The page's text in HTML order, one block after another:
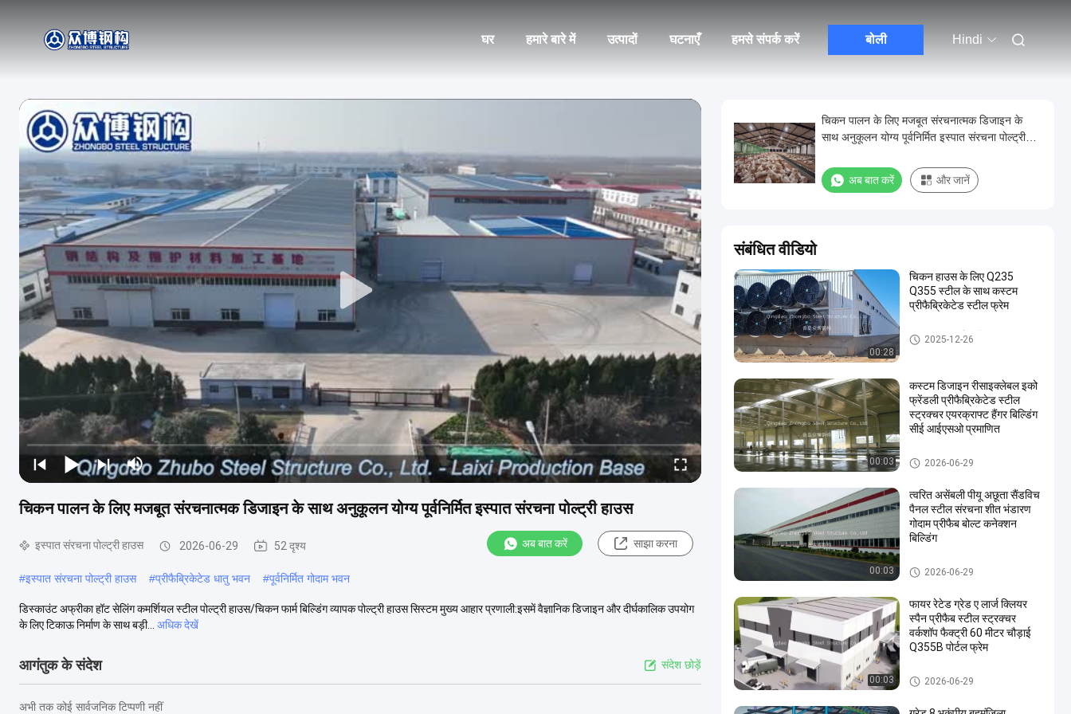
घर हमारे बारे में उत्पादों घटनाएँ हमसे संपर्क करें बोली Hindi
चिकन पालन के लिए मजबूत संरचनात्मक डिजाइन के साथ अनुकूलन योग्य पूर्वनिर्मित इस्पात संरचना पोल्ट्री हाउस
इस्पात संरचना पोल्ट्री हाउस 2026-06-29 52 दृश्य अब बात करें साझा करना
#इस्पात संरचना पोल्ट्री हाउस #प्रीफैब्रिकेटेड धातु भवन #पूर्वनिर्मित गोदाम भवन
डिस्काउंट अफ्रीका हॉट सेलिंग कमर्शियल स्टील पोल्ट्री हाउस/चिकन फार्म बिल्डिंग व्यापक पोल्ट्री हाउस सिस्टम मुख्य आहार प्रणाली:इसमें वैज्ञानिक डिजाइन और दीर्घकालिक उपयोग
के लिए टिकाऊ निर्माण के साथ बड़ी...
अधिक देखें
आगंतुक के संदेश संदेश छोड़ें
अभी तक कोई सार्वजनिक टिप्पणी नहीं
चिकन पालन के लिए मजबूत संरचनात्मक डिजाइन के
साथ अनुकूलन योग्य पूर्वनिर्मित इस्पात संरचना पोल्ट्री
अब बात करें और जानें
संबंधित वीडियो
00:28
चिकन हाउस के लिए Q235
Q355 स्टील के साथ कस्टम
प्रीफैब्रिकेटेड स्टील फ्रेम
इस्पात संरचना पोल्ट्री हाउस
2025-12-26
00:03
कस्टम डिजाइन रीसाइक्लेबल इको
फ्रेंडली प्रीफैब्रिकेटेड स्टील
स्ट्रक्चर एयरक्राफ्ट हैंगर बिल्डिंग
सीई आईएसओ प्रमाणित
इस्पात संरचना भवन
2026-06-29
00:03
त्वरित असेंबली पीयू अछूता सैंडविच
पैनल स्टील संरचना शीत भंडारण
गोदाम प्रीफैब बोल्ट कनेक्शन
बिल्डिंग
इस्पात संरचना भवन
2026-06-29
00:03
फायर रेटेड ग्रेड ए लार्ज क्लियर
स्पैन प्रीफैब स्टील स्ट्रक्चर
वर्कशॉप फैक्ट्री 60 मीटर चौड़ाई
Q355B पोर्टल फ्रेम
इस्पात संरचना भवन
2026-06-29